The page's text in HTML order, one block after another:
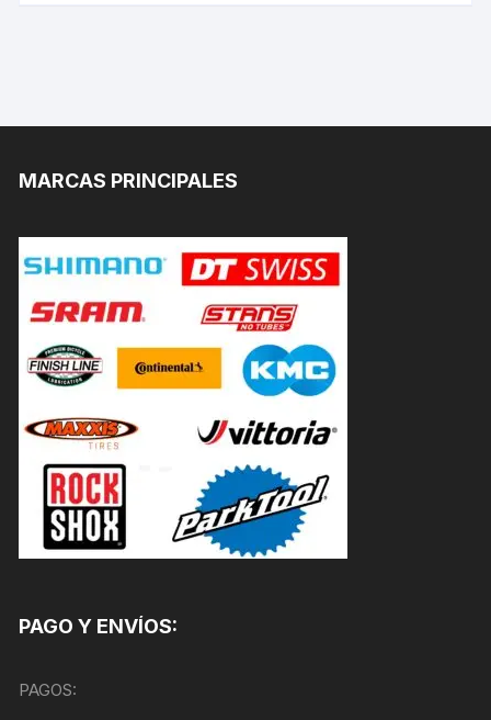
MARCAS PRINCIPALES
PAGO Y ENVÍOS:
PAGOS: